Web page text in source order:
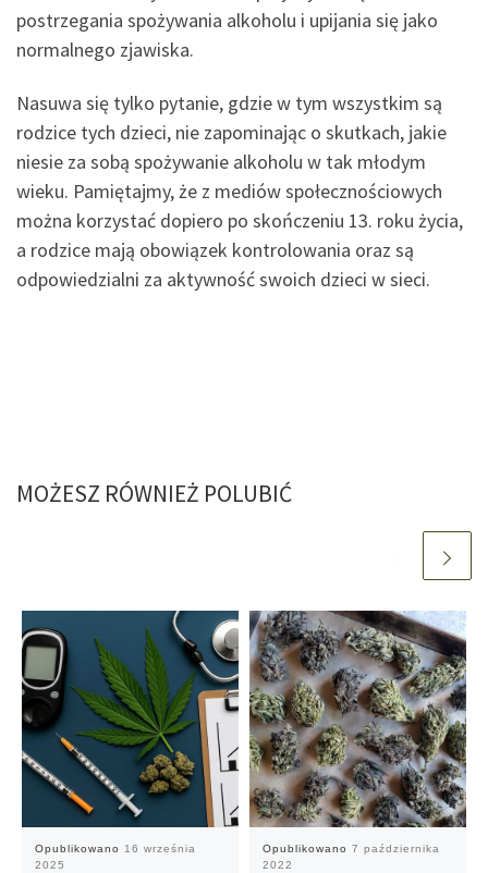
postrzegania spożywania alkoholu i upijania się jako
normalnego zjawiska.
Nasuwa się tylko pytanie, gdzie w tym wszystkim są
rodzice tych dzieci, nie zapominając o skutkach, jakie
niesie za sobą spożywanie alkoholu w tak młodym
wieku. Pamiętajmy, że z mediów społecznościowych
można korzystać dopiero po skończeniu 13. roku życia,
a rodzice mają obowiązek kontrolowania oraz są
odpowiedzialni za aktywność swoich dzieci w sieci.
MOŻESZ RÓWNIEŻ POLUBIĆ
Opublikowano
16 września
2025
Opublikowano 7 października
2022